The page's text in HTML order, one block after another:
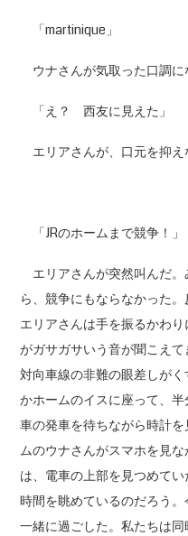
「martinique」
ウナさんが気取った口調に
「え？ 西友に見えた」
エリアさんが、口元を抑え
「JRのホームまで競争！」
エリアさんが突然叫んだ
ら、競争にもならなかった
エリアさんは手を振るかわ
がガサガサいう音が聞こえて
対向車線の非難の眼差しが
かホームのイスに座って、
車の発車を待ちながら時計
ムのウナさんがスマホを見
は、電車の上部を見つめて
時間を眺めているのだろう
一緒に過ごした。私たちは同